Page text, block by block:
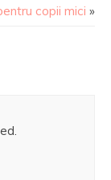
copii mici »